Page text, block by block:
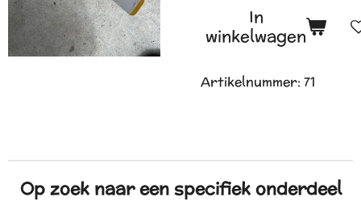
In
winkelwagen
Artikelnummer: 71
Op zoek naar een specifiek onderdeel